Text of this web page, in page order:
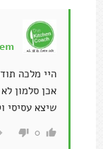
היי מלכה
אכן סלמון
שיצא עסיסי
0